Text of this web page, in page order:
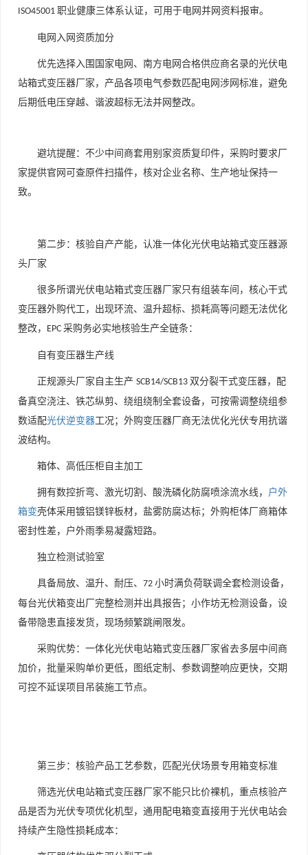
ISO45001 职业健康三体系认证，可用于电网并网资料报审。
电网入网资质加分
优先选择入围国家电网、南方电网合格供应商名录的光伏电
站箱式变压器厂家，产品各项电气参数匹配电网涉网标准，避免
后期低电压穿越、谐波超标无法并网整改。
避坑提醒：不少中间商套用别家资质复印件，采购时要求厂
家提供官网可查原件扫描件，核对企业名称、生产地址保持一
致。
第二步：核验自产产能，认准一体化光伏电站箱式变压器源
头厂家
很多所谓光伏电站箱式变压器厂家只有组装车间，核心干式
变压器外购代工，出现环流、温升超标、损耗高等问题无法优化
整改， EPC 采购务必实地核验生产全链条：
自有变压器生产线
正规源头厂家自主生产 SCB14/SCB13 双分裂干式变压器，配
备真空浇注、铁芯纵剪、绕组绕制全套设备，可按需调整绕组参
数适配光伏逆变器工况；外购变压器厂商无法优化光伏专用抗谐
波结构。
箱体、高低压柜自主加工
拥有数控折弯、激光切割、酸洗磷化防腐喷涂流水线， 户外
箱变壳体采用镀铝镁锌板材，盐雾防腐达标；外购柜体厂商箱体
密封性差，户外雨季易凝露短路。
独立检测试验室
具备局放、温升、耐压、 72 小时满负荷联调全套检测设备，
每台光伏箱变出厂完整检测并出具报告；小作坊无检测设备，设
备带隐患直接发货，现场频繁跳闸限发。
采购优势：一体化光伏电站箱式变压器厂家省去多层中间商
加价，批量采购单价更低，图纸定制、参数调整响应更快，交期
可控不延误项目吊装施工节点。
第三步：核验产品工艺参数，匹配光伏场景专用箱变标准
筛选光伏电站箱式变压器厂家不能只比价裸机，重点核验产
品是否为光伏专项优化机型，通用配电箱变直接用于光伏电站会
持续产生隐性损耗成本：